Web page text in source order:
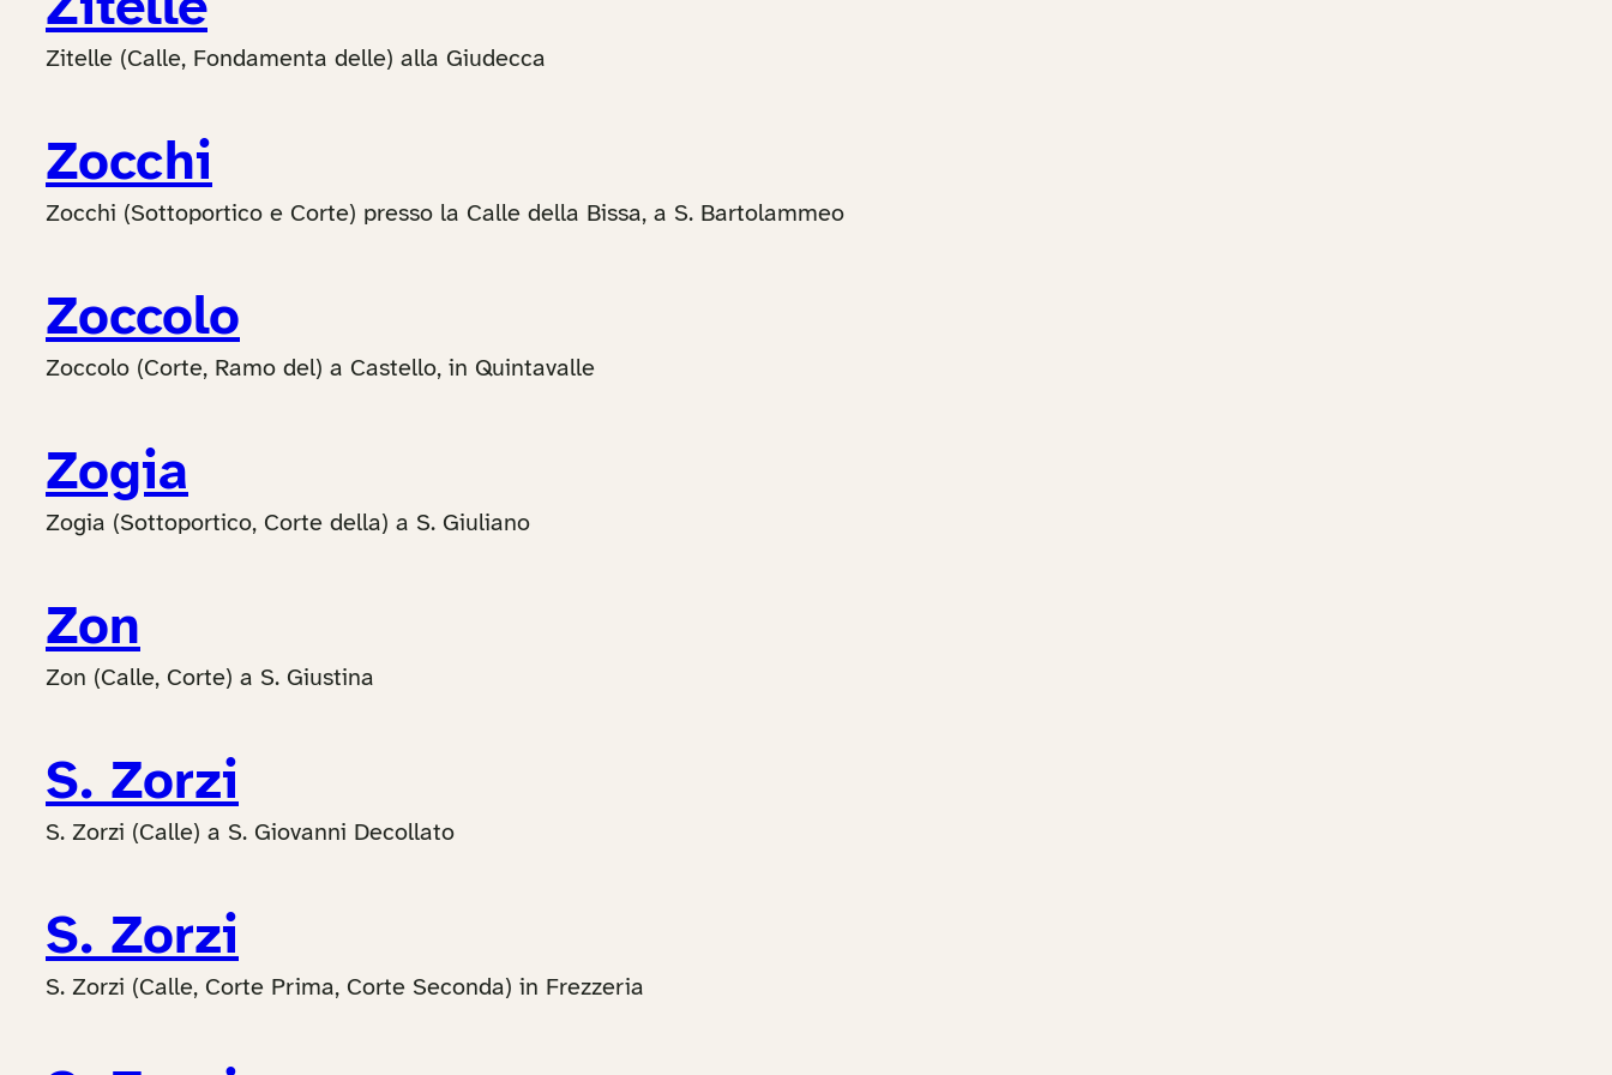
Zitelle (Calle, Fondamenta delle) alla Giudecca
Zocchi
Zocchi (Sottoportico e Corte) presso la Calle della Bissa, a S. Bartolammeo
Zoccolo
Zoccolo (Corte, Ramo del) a Castello, in Quintavalle
Zogia
Zogia (Sottoportico, Corte della) a S. Giuliano
Zon
Zon (Calle, Corte) a S. Giustina
S. Zorzi
S. Zorzi (Calle) a S. Giovanni Decollato
S. Zorzi
S. Zorzi (Calle, Corte Prima, Corte Seconda) in Frezzeria